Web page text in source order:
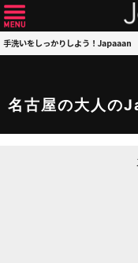
手洗いをしっかりしよう！Japaaan
名古屋の大人の